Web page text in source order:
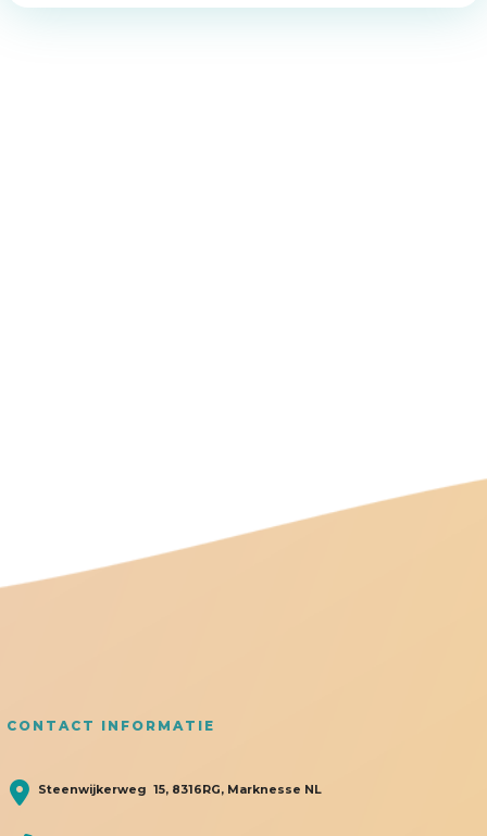
CONTACT INFORMATIE
Steenwijkerweg 15, 8316RG, Marknesse NL